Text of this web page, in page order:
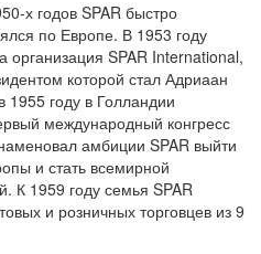
х годов SPAR быстро
по Европе. В 1953 году
организация SPAR International,
которой стал Адриаан
1955 году в Голландии
международный конгресс
амбиции SPAR выйти
и стать всемирной
К 1959 году семья SPAR
и розничных торговцев из 9